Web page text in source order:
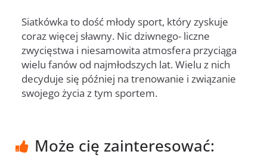
Siatkówka to dość młody sport, który zyskuje
coraz więcej sławny. Nic dziwnego- liczne
zwycięstwa i niesamowita atmosfera przyciąga
wielu fanów od najmłodszych lat. Wielu z nich
decyduje się później na trenowanie i związanie
swojego życia z tym sportem.
Może cię zainteresować: